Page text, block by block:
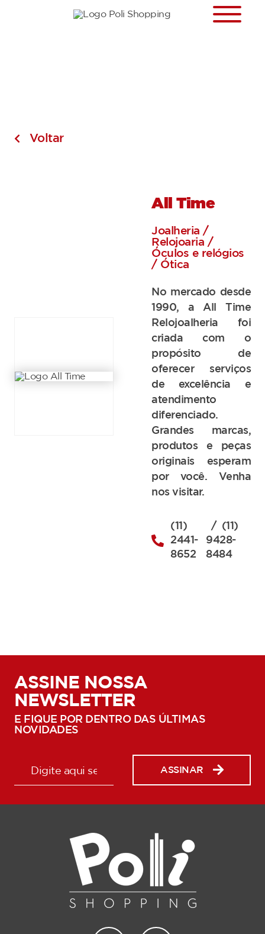
Voltar
All Time
Joalheria /
Relojoaria /
Óculos e relógios
/ Ótica
No mercado desde
1990, a All Time
Relojoalheria foi
criada com o
propósito de
oferecer serviços
de excelência e
atendimento
diferenciado.
Grandes marcas,
produtos e peças
originais esperam
por você. Venha
nos visitar.
(11)
2441-
8652
/ (11)
9428-
8484
ASSINE NOSSA
NEWSLETTER
E FIQUE POR DENTRO DAS ÚLTIMAS
NOVIDADES
ASSINAR